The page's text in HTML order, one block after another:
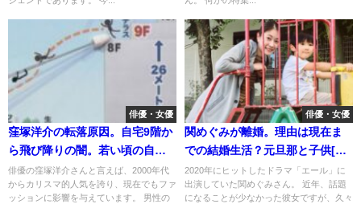
俳優・女優
窪塚洋介の転落原因。自宅9階か
ら飛び降りの闇。若い頃の自殺
未遂は嘘？
俳優の窪塚洋介さんと言えば、2000年代
からカリスマ的人気を誇り、現在でもファ
ッションに影響を与えています。 男性の
俳優・女優
関めぐみが離婚。理由は現在ま
での結婚生活？元旦那と子供[名
前/画像]
2020年にヒットしたドラマ「エール」に
出演していた関めぐみさん。 近年、話題
になることが少なかった彼女ですが、久々